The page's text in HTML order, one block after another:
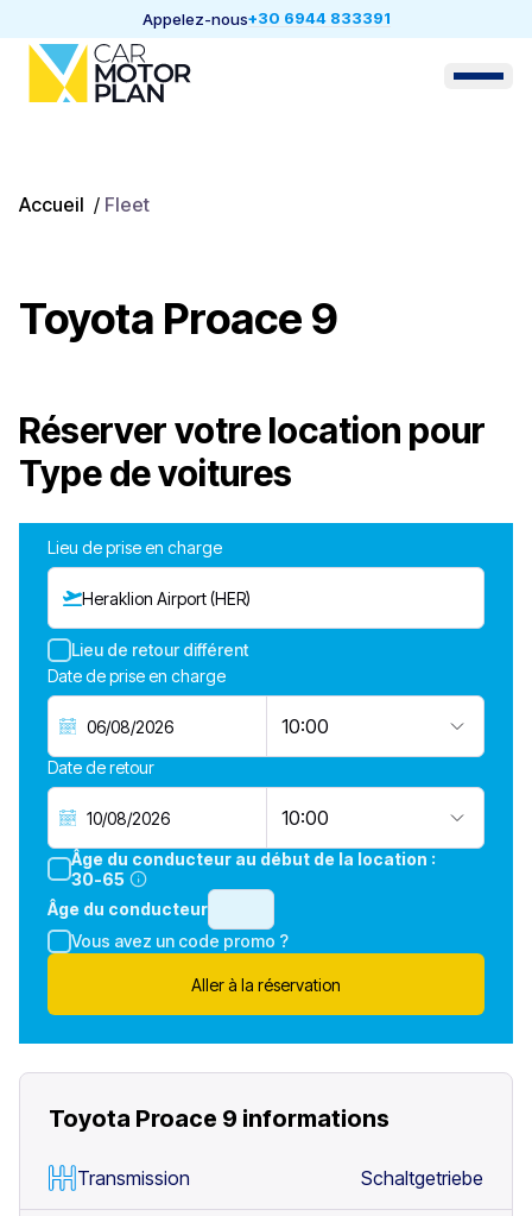
Appelez-nous+30 6944 833391
Accueil / Fleet
Toyota Proace 9
Réserver votre location pour
Type de voitures
Lieu de prise en charge
Heraklion Airport (HER)
Lieu de retour différent
Date de prise en charge
10:00
Date de retour
10:00
Âge du conducteur au début de la location :
30-65
Âge du conducteur
Vous avez un code promo ?
Aller à la réservation
Toyota Proace 9 informations
Transmission Schaltgetriebe